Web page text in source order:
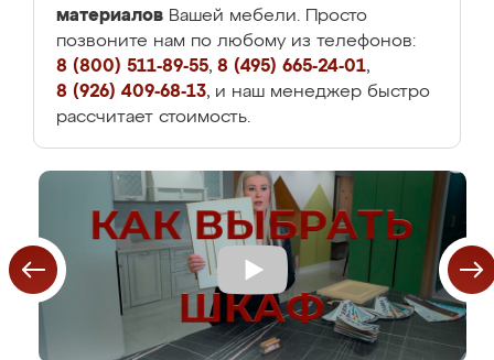
материалов Вашей мебели. Просто
позвоните нам по любому из телефонов:
8 (800) 511-89-55, 8 (495) 665-24-01,
8 (926) 409-68-13, и наш менеджер быстро
рассчитает стоимость.